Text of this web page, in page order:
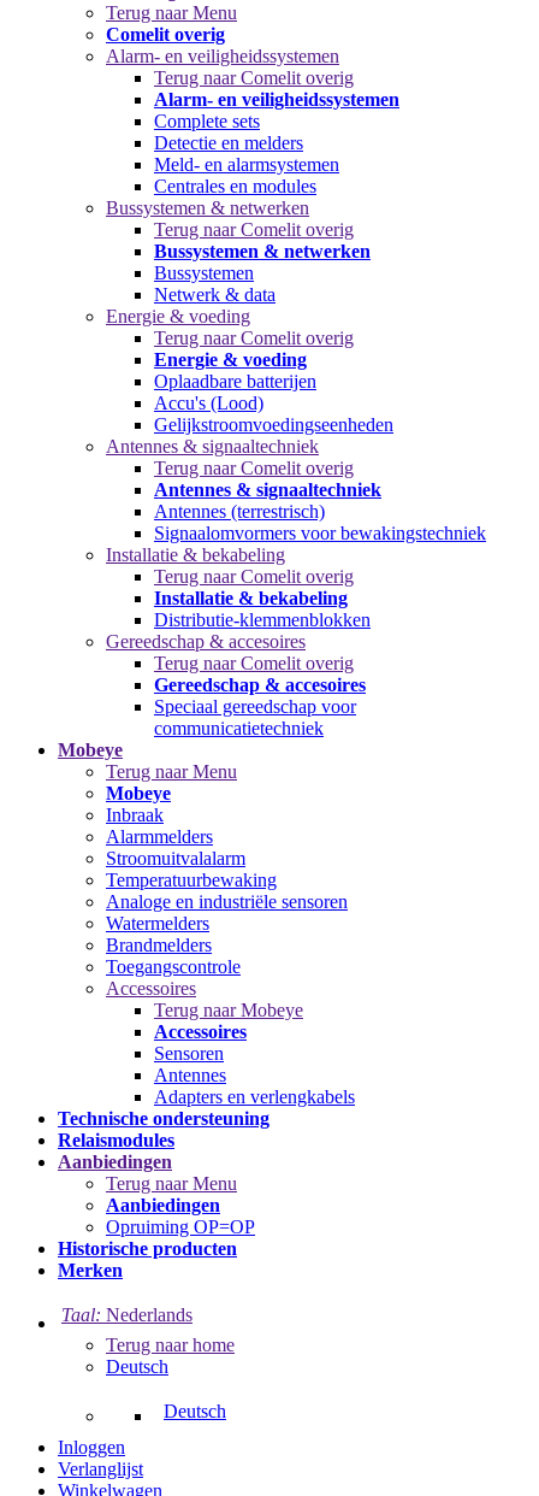
Terug naar Menu
Comelit overig
Alarm- en veiligheidssystemen
Terug naar Comelit overig
Alarm- en veiligheidssystemen
Complete sets
Detectie en melders
Meld- en alarmsystemen
Centrales en modules
Bussystemen & netwerken
Terug naar Comelit overig
Bussystemen & netwerken
Bussystemen
Netwerk & data
Energie & voeding
Terug naar Comelit overig
Energie & voeding
Oplaadbare batterijen
Accu's (Lood)
Gelijkstroomvoedingseenheden
Antennes & signaaltechniek
Terug naar Comelit overig
Antennes & signaaltechniek
Antennes (terrestrisch)
Signaalomvormers voor bewakingstechniek
Installatie & bekabeling
Terug naar Comelit overig
Installatie & bekabeling
Distributie-klemmenblokken
Gereedschap & accesoires
Terug naar Comelit overig
Gereedschap & accesoires
Speciaal gereedschap voor
communicatietechniek
Mobeye
Terug naar Menu
Mobeye
Inbraak
Alarmmelders
Stroomuitvalalarm
Temperatuurbewaking
Analoge en industriële sensoren
Watermelders
Brandmelders
Toegangscontrole
Accessoires
Terug naar Mobeye
Accessoires
Sensoren
Antennes
Adapters en verlengkabels
Technische ondersteuning
Relaismodules
Aanbiedingen
Terug naar Menu
Aanbiedingen
Opruiming OP=OP
Historische producten
Merken
Taal: Nederlands
Terug naar home
Deutsch
Deutsch
Inloggen
Verlanglijst
Winkelwagen